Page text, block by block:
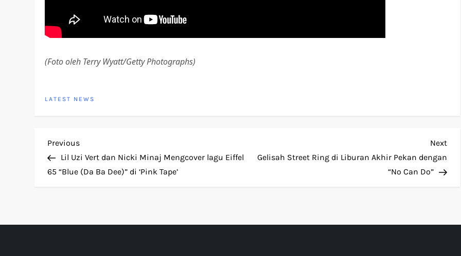
(Foto oleh Terry Wyatt/Getty Photographs)
LATEST NEWS
P
o
t
Previous
Post
Previous
Lil Uzi Vert dan Nicki Minaj Mengcover lagu Eiffel
65 “Blue (Da Ba Dee)” di ‘Pink Tape’
Next
Gelisah Street Ring di Liburan Akhir Pekan dengan
“No Can Do”